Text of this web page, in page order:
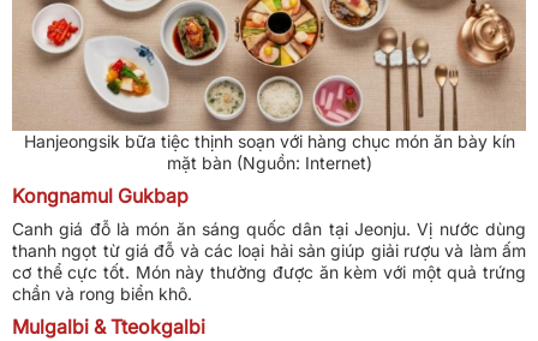
Hanjeongsik bữa tiệc thịnh soạn với hàng chục món ăn bày kín
mặt bàn (Nguồn: Internet)
Kongnamul Gukbap
Canh giá đỗ là món ăn sáng quốc dân tại Jeonju. Vị nước dùng
thanh ngọt từ giá đỗ và các loại hải sản giúp giải rượu và làm ấm
cơ thể cực tốt. Món này thường được ăn kèm với một quả trứng
chần và rong biển khô.
Mulgalbi & Tteokgalbi